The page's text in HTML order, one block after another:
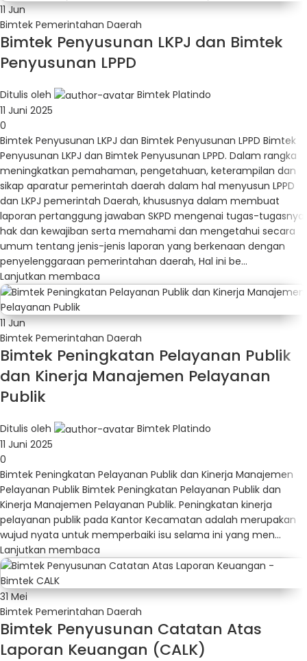
11Jun
Bimtek Pemerintahan Daerah
Bimtek Penyusunan LKPJ dan Bimtek
Penyusunan LPPD
Ditulis oleh
Bimtek Platindo
11 Juni 2025
0
Bimtek Penyusunan LKPJ dan Bimtek Penyusunan LPPD Bimtek
Penyusunan LKPJ dan Bimtek Penyusunan LPPD. Dalam rangka
meningkatkan pemahaman, pengetahuan, keterampilan dan
sikap aparatur pemerintah daerah dalam hal menyusun LPPD
dan LKPJ pemerintah Daerah, khususnya dalam membuat
laporan pertanggung jawaban SKPD mengenai tugas-tugasnya,
hak dan kewajiban serta memahami dan mengetahui secara
umum tentang jenis-jenis laporan yang berkenaan dengan
penyelenggaraan pemerintahan daerah, Hal ini be...
Lanjutkan membaca
11Jun
Bimtek Pemerintahan Daerah
Bimtek Peningkatan Pelayanan Publik
dan Kinerja Manajemen Pelayanan
Publik
Ditulis oleh
Bimtek Platindo
11 Juni 2025
0
Bimtek Peningkatan Pelayanan Publik dan Kinerja Manajemen
Pelayanan Publik Bimtek Peningkatan Pelayanan Publik dan
Kinerja Manajemen Pelayanan Publik. Peningkatan kinerja
pelayanan publik pada Kantor Kecamatan adalah merupakan
wujud nyata untuk memperbaiki isu selama ini yang men...
Lanjutkan membaca
31Mei
Bimtek Pemerintahan Daerah
Bimtek Penyusunan Catatan Atas
Laporan Keuangan (CALK)